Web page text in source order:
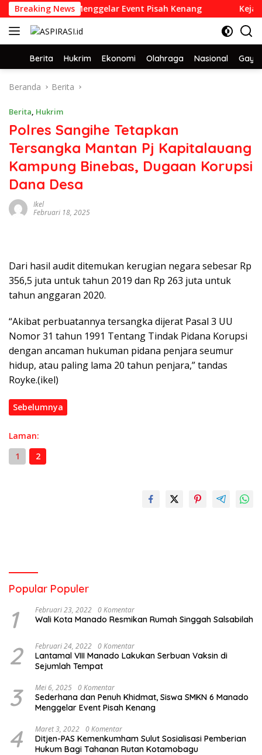
Langsung
ke
konten
Breaking News
6 Manado Menggelar Event Pisah Kenang Kejati
Home
Berita Hukrim Ekonomi Olahraga Nasional Gaya
Beranda Berita
Berita, Hukrim
Polres Sangihe Tetapkan
Tersangka Mantan Pj Kapitalauang
Kampung Binebas, Dugaan Korupsi
Dana Desa
Ikel
Februari 18, 2025
Dari hasil audit ditemukan kerugian negara sebesar Rp
356,5 juta untuk tahun 2019 dan Rp 263 juta untuk
tahun anggaran 2020.
“Akibat perbuatannya tersangka dijerat Pasal 3 UU
Nomor 31 tahun 1991 Tentang Tindak Pidana Korupsi
dengan ancaman hukuman pidana penjara seumur
hidup, atau paling lama 20 tahun penjara,” tandas
Royke.(ikel)
Sebelumnya
Laman:
1
2
Popular Populer
1 Februari 23, 2022 0 Komentar
Wali Kota Manado Resmikan Rumah Singgah Salsabilah
2 Februari 24, 2022 0 Komentar
Lantamal VIII Manado Lakukan Serbuan Vaksin di
Sejumlah Tempat
3 Mei 6, 2025 0 Komentar
Sederhana dan Penuh Khidmat, Siswa SMKN 6 Manado
Menggelar Event Pisah Kenang
4 Maret 3, 2022 0 Komentar
Ditjen-PAS Kemenkumham Sulut Sosialisasi Pemberian
Hukum Bagi Tahanan Rutan Kotamobagu